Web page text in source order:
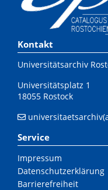
Kontakt
Universitätsarchiv
Universitätsplatz 1
18055 Rostock
Service
Impressum
Datenschutzerklärung
Barrierefreiheit